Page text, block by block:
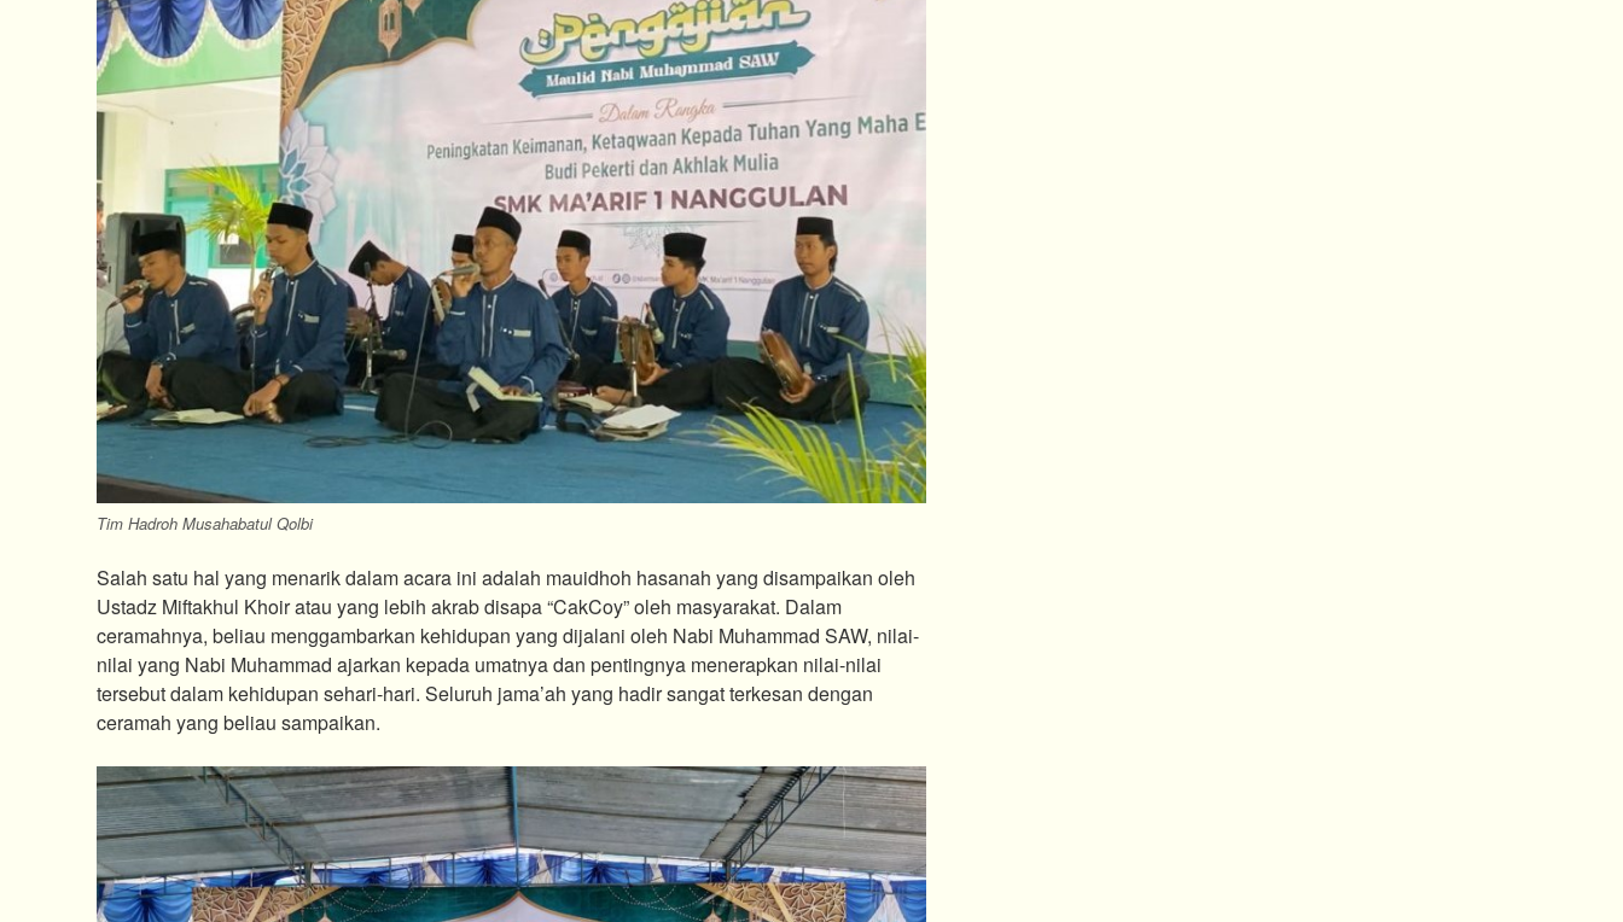
Tim Hadroh Musahabatul Qolbi
Salah satu hal yang menarik dalam acara ini adalah mauidhoh hasanah yang disampaikan oleh
Ustadz Miftakhul Khoir atau yang lebih akrab disapa “CakCoy” oleh masyarakat. Dalam
ceramahnya, beliau menggambarkan kehidupan yang dijalani oleh Nabi Muhammad SAW, nilai-
nilai yang Nabi Muhammad ajarkan kepada umatnya dan pentingnya menerapkan nilai-nilai
tersebut dalam kehidupan sehari-hari. Seluruh jama’ah yang hadir sangat terkesan dengan
ceramah yang beliau sampaikan.